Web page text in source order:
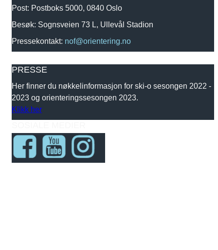
Post: Postboks 5000, 0840 Oslo
Besøk: Sognsveien 73 L, Ullevål Stadion
Pressekontakt: nof@orientering.no
PRESSE
Her finner du nøkkelinformasjon for ski-o sesongen 2022 -
2023 og orienteringssesongen 2023.
Klikk her